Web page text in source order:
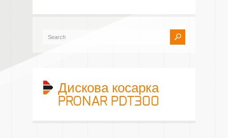
Дискова косарка
PRONAR PDT300